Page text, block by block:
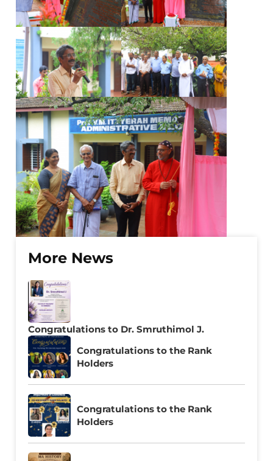
More News
Congratulations to Dr. Smruthimol J.
Congratulations to the Rank
Holders
Congratulations to the Rank
Holders